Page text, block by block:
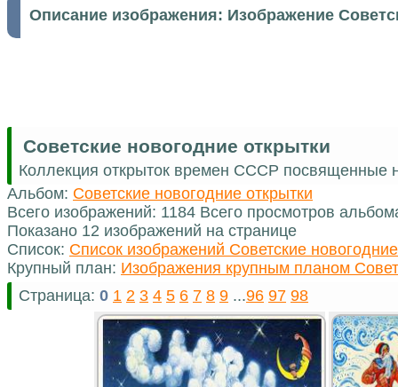
Описание изображения: Изображение
Советские новогодние открытки
Коллекция открыток времен СССР посвященные
Альбом: Советские новогодние открытки
Всего изображений: 1184 Всего просмотров
Показано 12 изображений на странице
Список: Список изображений Советские
Крупный план: Изображения крупным планом
Страница: 0 1 2 3 4 5 6 7 8 9 ...96 97 98